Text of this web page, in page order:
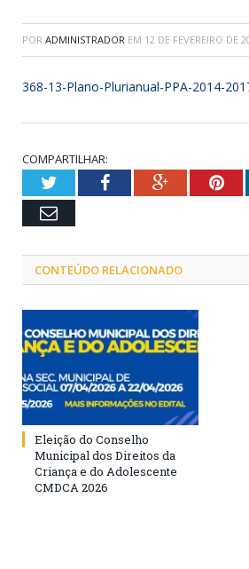
POR ADMINISTRADOR EM 12 DE FEVEREIRO DE
368-13-Plano-Plurianual-PPA-2014-
COMPARTILHAR:
TwitterFacebookGoogle+
Email
CONTEÚDO RELACIONADO
Eleição do Conselho
Municipal dos Direitos da
Criança e do Adolescente
CMDCA 2026